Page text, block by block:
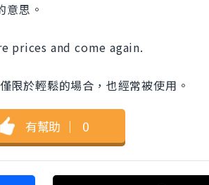
思。
prices and come again.
於輕鬆的場合，也經常被使用。
有幫助 ｜ 0